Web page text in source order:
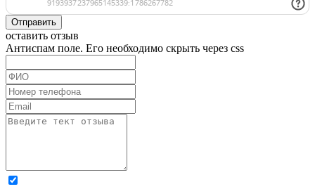
Отправить
оставить отзыв
Антиспам поле. Его необходимо скрыть через css